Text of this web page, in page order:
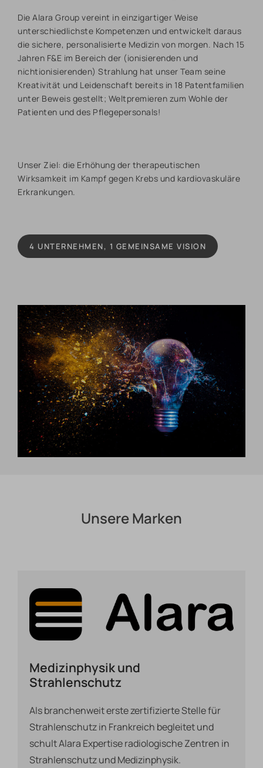
Die Alara Group vereint in einzigartiger Weise
unterschiedlichste Kompetenzen und entwickelt daraus
die sichere, personalisierte Medizin von morgen. Nach 15
Jahren F&E im Bereich der (ionisierenden und
nichtionisierenden) Strahlung hat unser Team seine
Kreativität und Leidenschaft bereits in 18 Patentfamilien
unter Beweis gestellt; Weltpremieren zum Wohle der
Patienten und des Pflegepersonals!
Unser Ziel: die Erhöhung der therapeutischen
Wirksamkeit im Kampf gegen Krebs und kardiovaskuläre
Erkrankungen.
4 UNTERNEHMEN, 1 GEMEINSAME VISION
Unsere Marken
Medizinphysik und
Strahlenschutz
Als branchenweit erste zertifizierte Stelle für
Strahlenschutz in Frankreich begleitet und
schult Alara Expertise radiologische Zentren in
Strahlenschutz und Medizinphysik.